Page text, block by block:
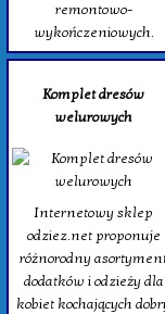
remontowo-
wykończeniowych.
Komplet dresów
welurowych
Internetowy sklep
odziez.net proponuje
różnorodny
dodatków i odzieży dla
kobiet kochających